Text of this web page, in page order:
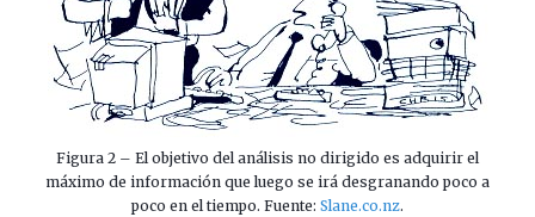
Figura 2 – El objetivo del análisis no dirigido es adquirir el
máximo de información que luego se irá desgranando poco a
poco en el tiempo. Fuente: Slane.co.nz.